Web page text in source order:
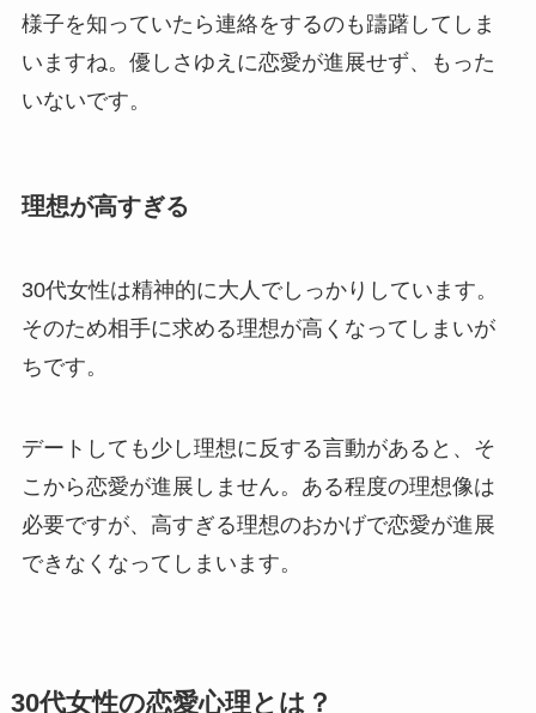
様子を知っていたら連絡をするのも躊躇してしま
いますね。優しさゆえに恋愛が進展せず、もった
いないです。
理想が高すぎる
30代女性は精神的に大人でしっかりしています。
そのため相手に求める理想が高くなってしまいが
ちです。
デートしても少し理想に反する言動があると、そ
こから恋愛が進展しません。ある程度の理想像は
必要ですが、高すぎる理想のおかげで恋愛が進展
できなくなってしまいます。
30代女性の恋愛心理とは？